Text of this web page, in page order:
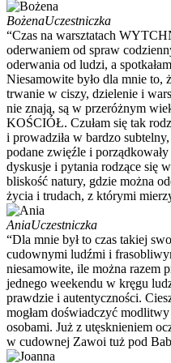
BożenaUczestniczka
“Czas na warsztatach
oderwaniem od spraw
oderwania od ludzi, a
Niesamowite było dla mnie to,
trwanie w ciszy, dzielenie i
nie znają, są w przeróżnym
KOŚCIÓŁ. Czułam się tak
i prowadziła w bardzo
podane zwięźle i
dyskusje i pytania rodzące się
bliskość natury, gdzie można
życia i trudach, z którymi
AniaUczestniczka
“Dla mnie był to czas takiej
cudownymi ludźmi i
niesamowite, ile można razem
jednego weekendu w kręgu
prawdzie i autentyczności.
mogłam doświadczyć
osobami. Już z utęsknieniem
w cudownej Zawoi tuż pod